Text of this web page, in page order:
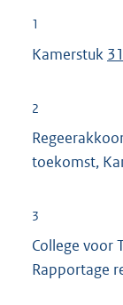
1
Kamerstuk
2
toekomst,
3
College voor
Rapportage